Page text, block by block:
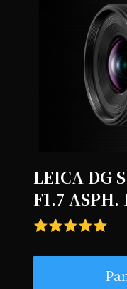
LEICA DG
F1.7 ASPH.